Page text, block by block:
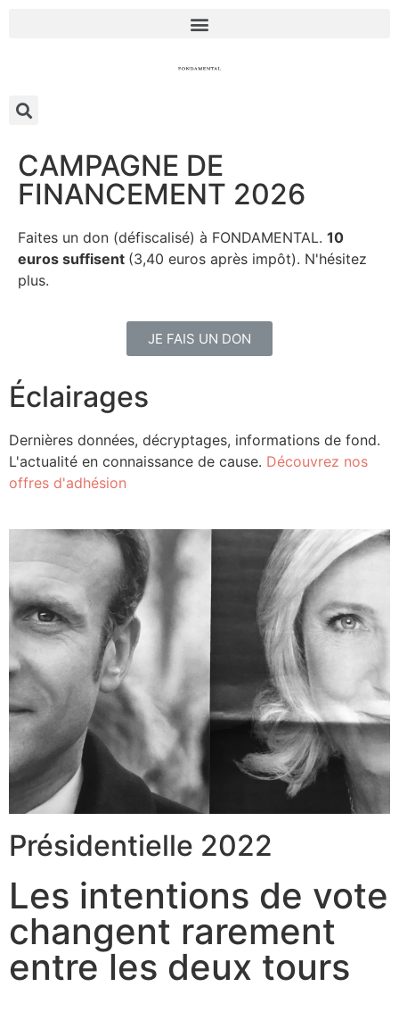
CAMPAGNE DE
FINANCEMENT 2026
Faites un don (défiscalisé) à FONDAMENTAL. 10
euros suffisent (3,40 euros après impôt). N'hésitez
plus.
JE FAIS UN DON
Éclairages
Dernières données, décryptages, informations de fond.
L'actualité en connaissance de cause. Découvrez nos
offres d'adhésion
Présidentielle 2022
Les intentions de vote
changent rarement
entre les deux tours